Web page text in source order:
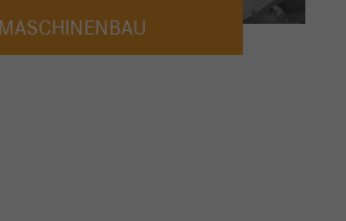
MASCHINENBAU